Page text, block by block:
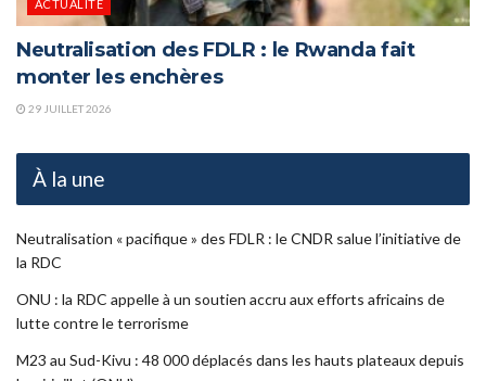
ACTUALITÉ
Neutralisation des FDLR : le Rwanda fait
monter les enchères
29 JUILLET 2026
À la une
Neutralisation « pacifique » des FDLR : le CNDR salue l’initiative de
la RDC
ONU : la RDC appelle à un soutien accru aux efforts africains de
lutte contre le terrorisme
M23 au Sud-Kivu : 48 000 déplacés dans les hauts plateaux depuis